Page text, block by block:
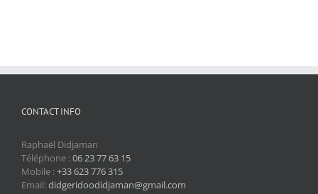
CONTACT INFO
Raphaël Didjaman
Téléphone :06 23 77 63 15
Mobile :+33 623 776 315
Email:didgeridoodidjaman@gmail.com